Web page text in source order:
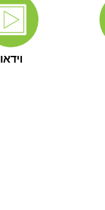
וידאו